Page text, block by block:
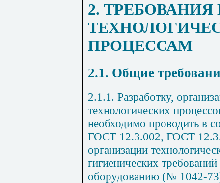
2. ТРЕБОВАНИЯ
ПРОЦЕССАМ
2.1. Общие
2.1.1. Разработку,
технологических
необходимо проводить в
ГОСТ 12.3.002, ГОСТ
организации
гигиенических
оборудованию (№ 1042-